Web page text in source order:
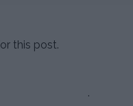
this post.
.